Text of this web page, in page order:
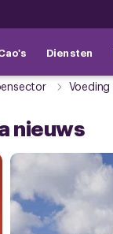
Diensten
Voeding
nieuws